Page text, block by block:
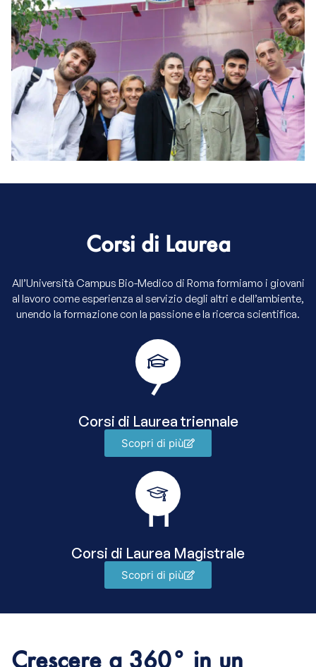
Corsi di Laurea
All’Università Campus Bio-Medico di Roma formiamo i giovani
al lavoro come esperienza al servizio degli altri e dell’ambiente,
unendo la formazione con la passione e la ricerca scientifica.
Corsi di Laurea triennale
7
Scopri di più
Corsi di Laurea Magistrale
11
Scopri di più
Crescere a 360° in un